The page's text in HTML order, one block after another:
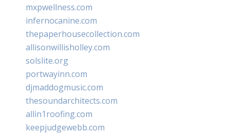
mxpwellness.com
infernocanine.com
thepaperhousecollection.com
allisonwillisholley.com
solslite.org
portwayinn.com
djmaddogmusic.com
thesoundarchitects.com
allin1roofing.com
keepjudgewebb.com